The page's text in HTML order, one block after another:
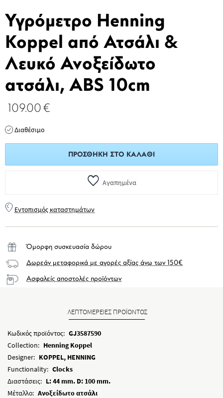
Υγρόμετρο Henning
Koppel από Ατσάλι &
Λευκό Ανοξείδωτο
ατσάλι, ABS 10cm
109.00 €
Διαθέσιμο
ΠΡΟΣΘΉΚΗ ΣΤΟ ΚΑΛΆΘΙ
Αγαπημένα
Εντοπισμός καταστημάτων
Όμορφη συσκευασία δώρου
Δωρεάν μεταφορικά με αγορές αξίας άνω των 150€
Ασφαλείς αποστολές προϊόντων
ΛΕΠΤΟΜΕΡΕΙΕΣ ΠΡΟΪΟΝΤΟΣ
Κωδικός προϊόντος: GJ3587590
Collection: Henning Koppel
Designer: KOPPEL, HENNING
Functionality: Clocks
Διαστάσεις: L: 44 mm. D: 100 mm.
Μέταλλο: Ανοξείδωτο ατσάλι